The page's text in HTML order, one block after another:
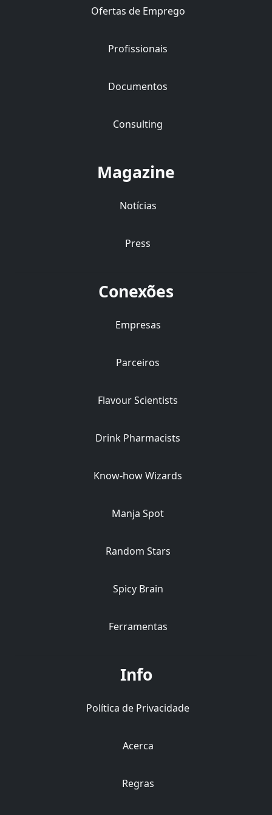
Ofertas de Emprego
Profissionais
Documentos
Consulting
Magazine
Notícias
Press
Conexões
Empresas
Parceiros
Flavour Scientists
Drink Pharmacists
Know-how Wizards
Manja Spot
Random Stars
Spicy Brain
Ferramentas
Info
Política de Privacidade
Acerca
Regras